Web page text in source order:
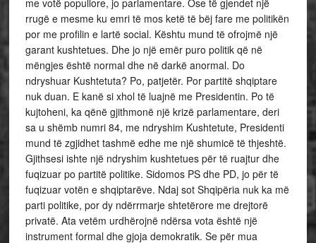
rrugë e mesme ku emri të mos ketë të bëj fare me politikën
por me profilin e lartë social. Kështu mund të ofrojmë një
garant kushtetues. Dhe jo një emër puro politik që në
mëngjes është normal dhe në darkë anormal. Do
ndryshuar Kushtetuta? Po, patjetër. Por partitë shqiptare
nuk duan. E kanë si xhol të luajnë me Presidentin. Po të
kujtoheni, ka qënë gjithmonë një krizë parlamentare, deri
sa u shëmb numri 84, me ndryshim Kushtetute, Presidenti
mund të zgjidhet tashmë edhe me një shumicë të thjeshtë.
Gjithsesi ishte një ndryshim kushtetues për të ruajtur dhe
fuqizuar po partitë politike. Sidomos PS dhe PD, jo për të
fuqizuar votën e shqiptarëve. Ndaj sot Shqipëria nuk ka më
parti politike, por dy ndërrmarje shtetërore me drejtorë
privatë. Ata vetëm urdhërojnë ndërsa vota është një
instrument formal dhe gjoja demokratik. Se për mua